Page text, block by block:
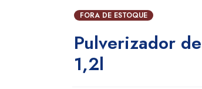
FORA DE ESTOQUE
Pulverizador
1,2l